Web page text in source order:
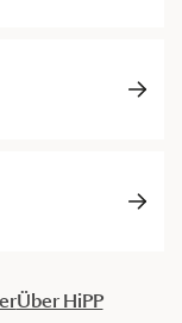
Über HiPP